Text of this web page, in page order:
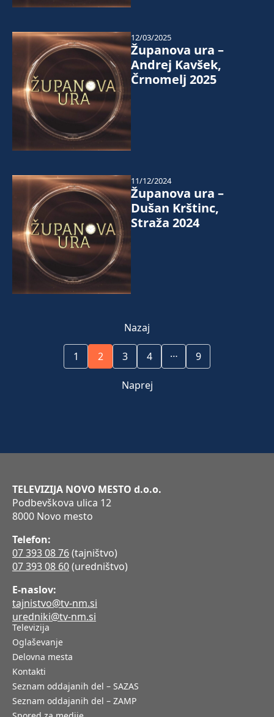
Županova ura –
Andrej Kavšek,
Črnomelj 2025
12/03/2025
Županova ura –
Dušan Krštinc,
Straža 2024
11/12/2024
Nazaj
1 2 3 4 … 9
Naprej
TELEVIZIJA NOVO MESTO d.o.o.
Podbevškova ulica 12
8000 Novo mesto
Telefon:
07 393 08 76(tajništvo)
07 393 08 60(uredništvo)
E-naslov:
tajnistvo@tv-nm.si
uredniki@tv-nm.si
Televizija
Oglaševanje
Delovna mesta
Kontakti
Seznam oddajanih del – SAZAS
Seznam oddajanih del – ZAMP